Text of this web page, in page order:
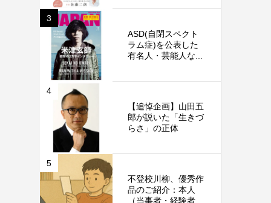
3
ASD(自閉スペクト
ラム症)を公表した
有名人・芸能人な...
4
【追悼企画】山田五
郎が説いた「生きづ
らさ」の正体
5
不登校川柳、優秀作
品のご紹介：本人
（当事者・経験者...